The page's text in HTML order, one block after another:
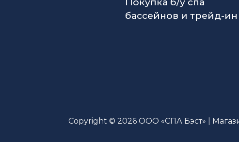
бассейнов и трейд-ин
Copyright © 2026 ООО «СПА Бэст» |